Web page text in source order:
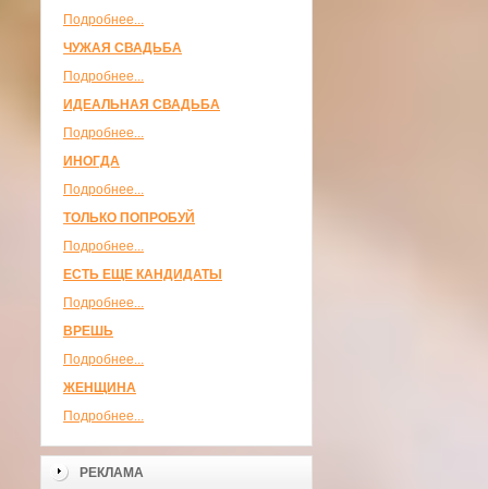
Подробнее...
ЧУЖАЯ СВАДЬБА
Подробнее...
ИДЕАЛЬНАЯ СВАДЬБА
Подробнее...
ИНОГДА
Подробнее...
ТОЛЬКО ПОПРОБУЙ
Подробнее...
ЕСТЬ ЕЩЕ КАНДИДАТЫ
Подробнее...
ВРЕШЬ
Подробнее...
ЖЕНЩИНА
Подробнее...
РЕКЛАМА